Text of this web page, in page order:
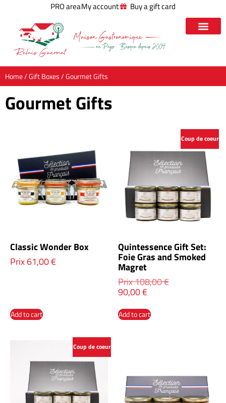
PRO areaMy account Buy a gift card
Home/Gift Boxes/ Gourmet Gifts
Gourmet Gifts
Classic Wonder Box
Prix61,00€
Add to cart
Coup de coeur
Quintessence Gift Set:
Foie Gras and Smoked
Magret
Prix108,00€
90,00€
Add to cart
Coup de coeur